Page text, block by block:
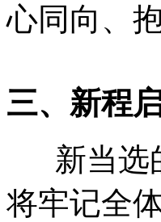
心同向、
三、新程
新当选
将牢记全